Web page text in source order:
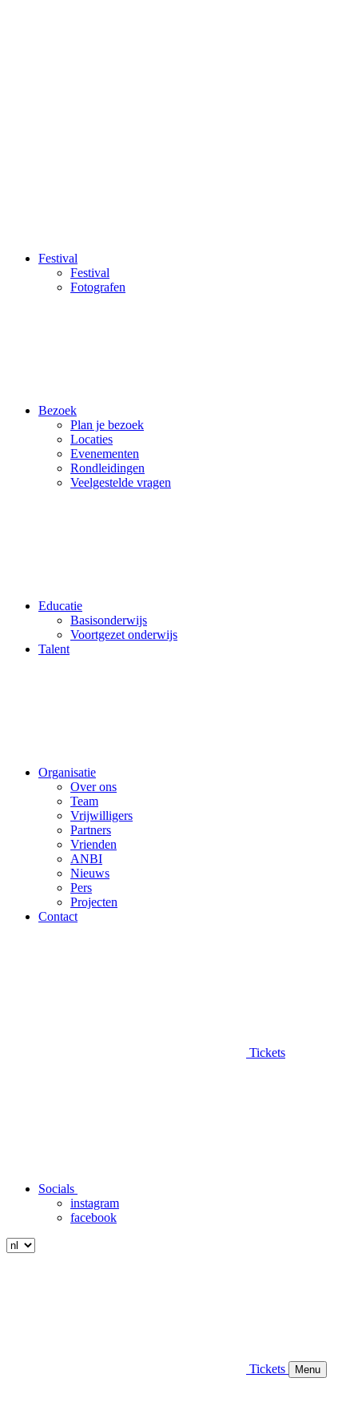
Festival
Festival
Fotografen
Bezoek
Plan je bezoek
Locaties
Evenementen
Rondleidingen
Veelgestelde vragen
Educatie
Basisonderwijs
Voortgezet onderwijs
Talent
Organisatie
Over ons
Team
Vrijwilligers
Partners
Vrienden
ANBI
Nieuws
Pers
Projecten
Contact
Tickets
Socials
instagram
facebook
Tickets Menu